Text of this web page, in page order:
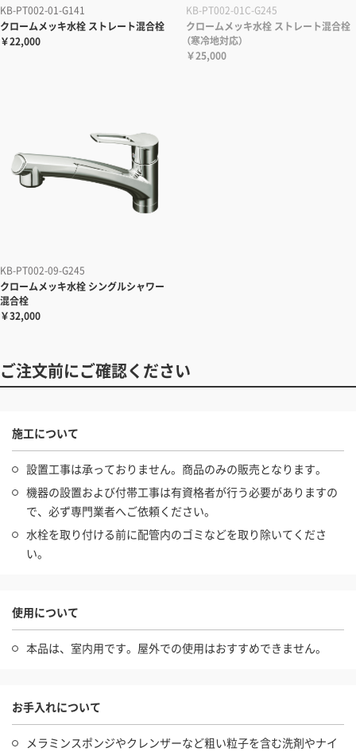
KB-PT002-01-G141
クロームメッキ水栓 ストレート混合栓
￥22,000
KB-PT002-01C-G245
クロームメッキ水栓 ストレート混合栓
（寒冷地対応）
￥25,000
KB-PT002-09-G245
クロームメッキ水栓 シングルシャワー
混合栓
￥32,000
ご注文前にご確認ください
施工について
設置工事は承っておりません。商品のみの販売となります。
機器の設置および付帯工事は有資格者が行う必要がありますの
で、必ず専門業者へご依頼ください。
水栓を取り付ける前に配管内のゴミなどを取り除いてくださ
い。
使用について
本品は、室内用です。屋外での使用はおすすめできません。
お手入れについて
メラミンスポンジやクレンザーなど粗い粒子を含む洗剤やナイ